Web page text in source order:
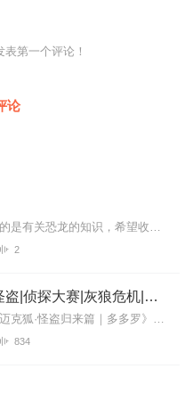
第一个评论！
论
我是二年级学生，我讲的是有关恐龙的知识，希望收听的同学和我一样喜欢恐龙
2
神探迈克狐· 千面怪盗|侦探大赛|灰狼危机|多多罗
新专辑点击收听《神探迈克狐·怪盗归来篇｜多多罗》！！！>>>点击进入主播橱窗购买《神探迈克狐》系列图书吧!<<<多多罗故事【点击前往】收听多多罗其他好玩有趣的故...
834